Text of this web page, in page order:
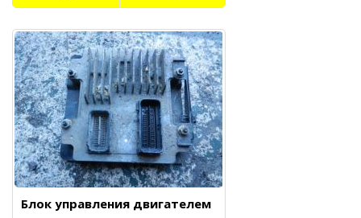
Блок управления двигателем